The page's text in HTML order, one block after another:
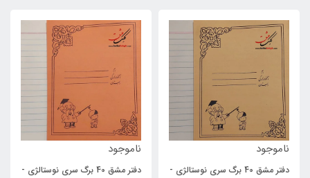
دفتر مشق 40 برگ سری نوستالژی -
دفتر مشق 40 برگ سری نوستالژی -